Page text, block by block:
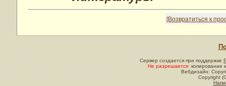
[Возвратиться к
Сервер создается при поддержке
Не разрешается копирование
Вебдизайн:
Copyright